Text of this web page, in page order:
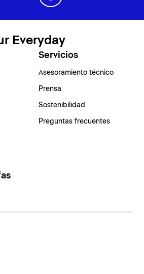
Everyday
Servicios
Asesoramiento técnico
Prensa
Sostenibilidad
Preguntas frecuentes